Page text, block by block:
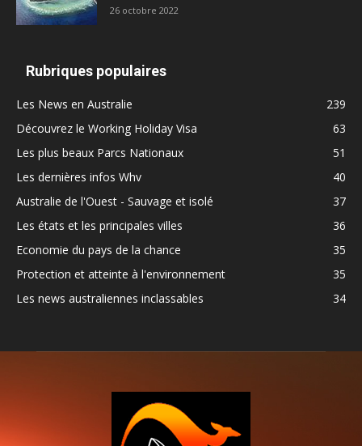
26 octobre 2022
Rubriques populaires
Les News en Australie
239
Découvrez le Working Holiday Visa
63
Les plus beaux Parcs Nationaux
51
Les dernières infos Whv
40
Australie de l'Ouest - Sauvage et isolé
37
Les états et les principales villes
36
Economie du pays de la chance
35
Protection et atteinte à l'environnement
35
Les news australiennes inclassables
34